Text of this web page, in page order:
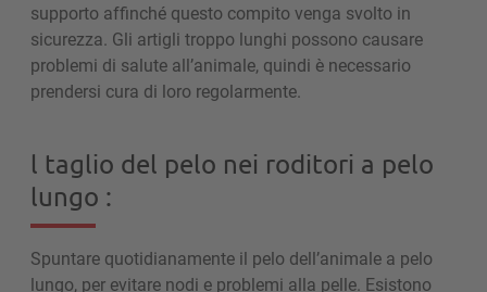
supporto affinché questo compito venga svolto in
sicurezza. Gli artigli troppo lunghi possono causare
problemi di salute all’animale, quindi è necessario
prendersi cura di loro regolarmente.
l taglio del pelo nei roditori a pelo
lungo :
Spuntare quotidianamente il pelo dell’animale a pelo
lungo, per evitare nodi e problemi alla pelle. Esistono